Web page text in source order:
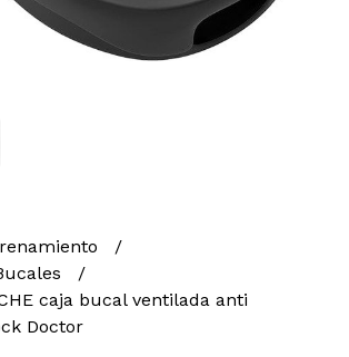
caja bucal ventilada anti
Doctor